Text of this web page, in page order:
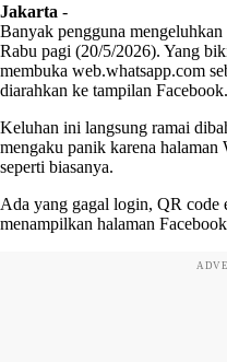
Jakarta -
Banyak pengguna
Rabu pagi (20/5/2026). Yang
membuka web.whatsapp.com
diarahkan ke tampilan Facebook.
Keluhan ini langsung ramai
mengaku panik karena
seperti biasanya.
Ada yang gagal login, QR code
menampilkan halaman